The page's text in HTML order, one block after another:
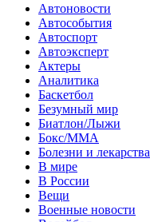
Автоновости
Автособытия
Автоспорт
Автоэксперт
Актеры
Аналитика
Баскетбол
Безумный мир
Биатлон/Лыжи
Бокс/MMA
Болезни и лекарства
В мире
В России
Вещи
Военные новости